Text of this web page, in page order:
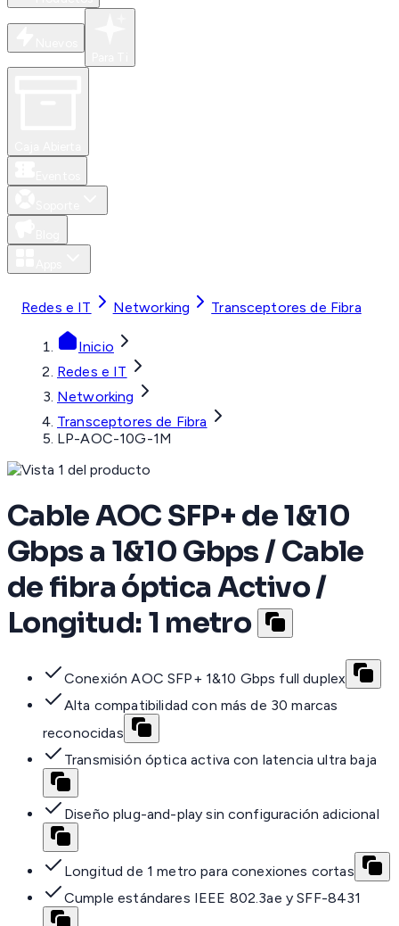
Redes e IT
Networking Transceptores de Fibra
Inicio
Redes e IT
Networking
Transceptores de Fibra
LP-AOC-10G-1M
Cable AOC SFP+ de 1&10
Gbps a 1&10 Gbps / Cable
de fibra óptica Activo /
Longitud: 1 metro
Conexión AOC SFP+ 1&10 Gbps full duplex
Alta compatibilidad con más de 30 marcas
reconocidas
Transmisión óptica activa con latencia ultra baja
Diseño plug-and-play sin configuración adicional
Longitud de 1 metro para conexiones cortas
Cumple estándares IEEE 802.3ae y SFF-8431